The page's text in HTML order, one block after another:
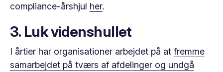
compliance-årshjul her.
3. Luk videnshullet
I årtier har organisationer arbejdet på at fremme
samarbejdet på tværs af afdelinger og undgå